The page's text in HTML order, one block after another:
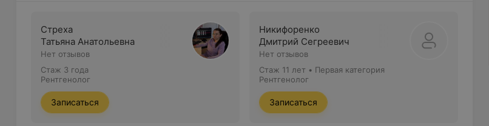
Стреха
Татьяна Анатольевна
Нет отзывов
Стаж 3 года
Рентгенолог
Записаться
Никифоренко
Дмитрий Сегреевич
Нет отзывов
Стаж 11 лет • Первая категория
Рентгенолог
Записаться